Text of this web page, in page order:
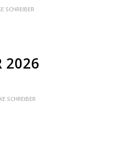
SCHREIBER
2026
SCHREIBER